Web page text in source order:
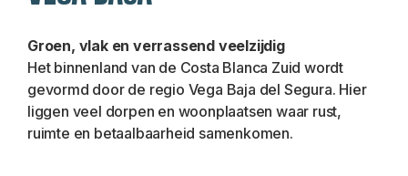
Groen, vlak en verrassend veelzijdig
Het binnenland van de Costa Blanca Zuid wordt
gevormd door de regio Vega Baja del Segura. Hier
liggen veel dorpen en woonplaatsen waar rust,
ruimte en betaalbaarheid samenkomen.